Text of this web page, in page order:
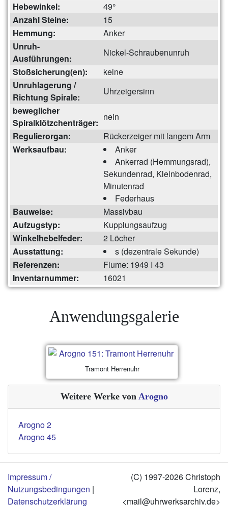
Hebewinkel:
49°
Anzahl Steine:
15
Hemmung:
Anker
Unruh-
Ausführungen:
Nickel-Schraubenunruh
Stoßsicherung(en):
keine
Unruhlagerung /
Richtung Spirale:
Uhrzeigersinn
beweglicher
Spiralklötzchenträger:
nein
Regulierorgan:
Rückerzeiger mit langem Arm
Werksaufbau:
Anker
Ankerrad (Hemmungsrad),
Sekundenrad, Kleinbodenrad,
Minutenrad
Federhaus
Bauweise:
Massivbau
Aufzugstyp:
Kupplungsaufzug
Winkelhebelfeder:
2 Löcher
Ausstattung:
s (dezentrale Sekunde)
Referenzen:
Flume: 1949 I 43
Inventarnummer:
16021
Anwendungsgalerie
Tramont Herrenuhr
Weitere Werke von Arogno
Arogno 2
Arogno 45
Impressum /
Nutzungsbedingungen |
Datenschutzerklärung
(C) 1997-2026 Christoph
Lorenz,
<mail@uhrwerksarchiv.de>